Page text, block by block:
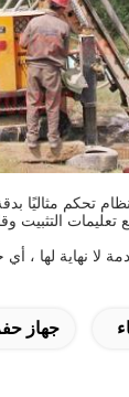
نهاية لها ، أي
جهاز